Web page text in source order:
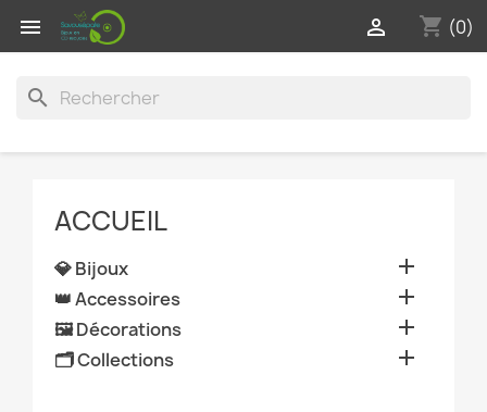
 shopping_cart (0)

search
ACCUEIL
💎 Bijoux 
👑 Accessoires 
🖼️ Décorations 
🗂️ Collections 